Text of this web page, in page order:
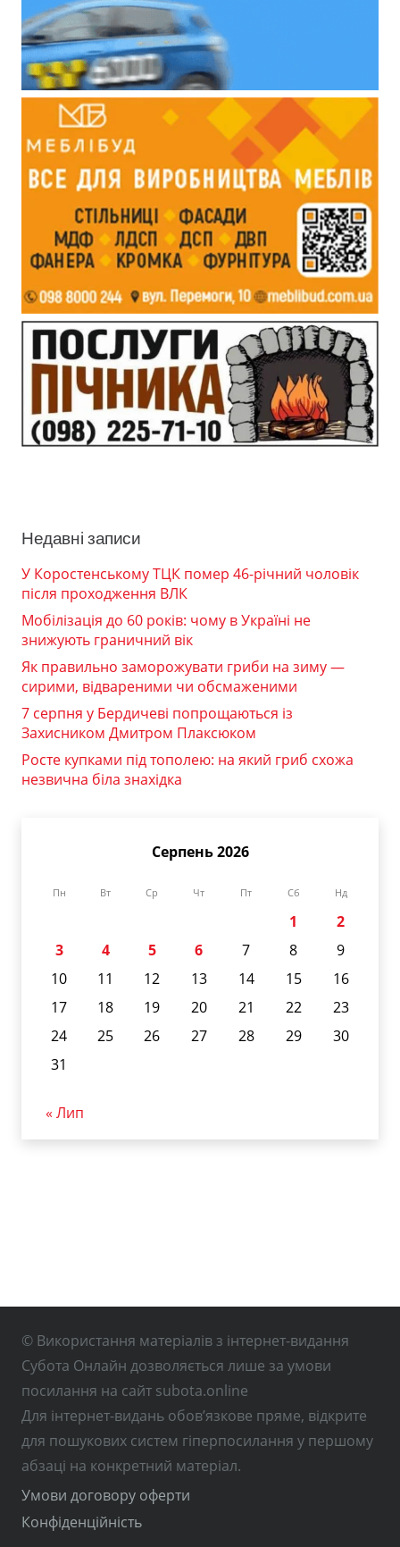
Недавні записи
У Коростенському ТЦК помер 46-річний чоловік
після проходження ВЛК
Мобілізація до 60 років: чому в Україні не
знижують граничний вік
Як правильно заморожувати гриби на зиму —
сирими, відвареними чи обсмаженими
7 серпня у Бердичеві попрощаються із
Захисником Дмитром Плаксюком
Росте купками під тополею: на який гриб схожа
незвична біла знахідка
Серпень 2026
Пн Вт Ср Чт Пт Сб Нд
1
2
3
4 5 6 7 8
9
10
11 12 13 14 15
16
17
18 19 20 21 22
23
24
25 26 27 28 29
30
31
« Лип
© Використання матеріалів з інтернет-видання
Субота Онлайн дозволяється лише за умови
посилання на сайт subota.online
Для інтернет-видань обов’язкове пряме, відкрите
для пошукових систем гіперпосилання у першому
абзаці на конкретний матеріал.
Умови договору оферти
Конфіденційність